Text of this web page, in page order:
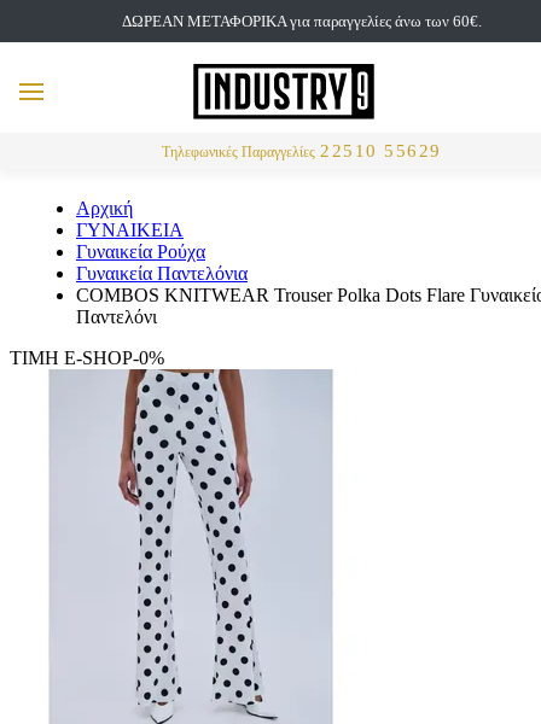
ΔΩΡΕΑΝ ΜΕΤΑΦΟΡΙΚΑ για παραγγελίες άνω των 60€.
Τηλεφωνικές Παραγγελίες 22510 55629
MENU
Αρχική
ΓΥΝΑΙΚΕΙΑ
Γυναικεία Ρούχα
Γυναικεία Παντελόνια
COMBOS KNITWEAR Trouser Polka Dots Flare
Παντελόνι
ΤΙΜΗ E-SHOP-0%